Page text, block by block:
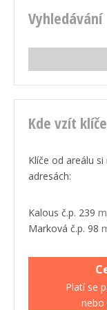
Vyhledávání
Kde vzít
Klíče od areálu
adresách:
Kalous č.p. 239
Marková č.p. 98
Platí se
nebo